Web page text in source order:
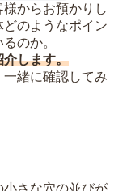
からお預かりし
のようなポイン
のか。
介します。
緒に確認してみ
さな穴の並びが